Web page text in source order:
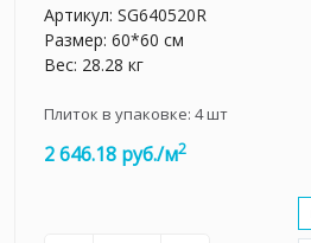
Артикул: SG640520R
Размер: 60*60 см
Вес: 28.28 кг
Плиток в упаковке: 4шт
2 646.18 руб./м2